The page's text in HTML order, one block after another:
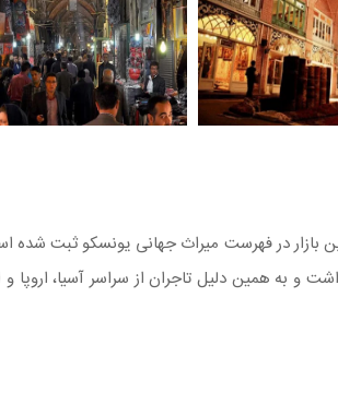
مربع زیر بنا دارد. سال ۱۳۸۹ خورشیدی این بازار در فهرست میراث
به همین دلیل تاجران از سراسر آسیا، اروپا و